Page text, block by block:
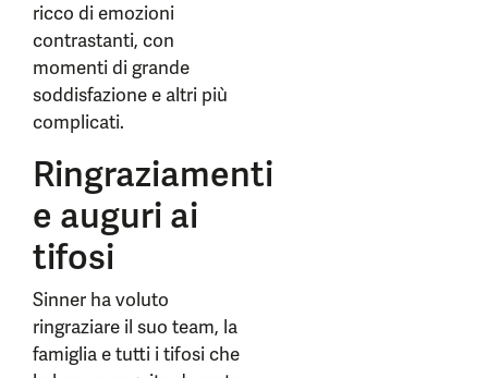
ricco di emozioni
contrastanti, con
momenti di grande
soddisfazione e altri più
complicati.
Ringraziamenti
e auguri ai
tifosi
Sinner ha voluto
ringraziare il suo team, la
famiglia e tutti i tifosi che